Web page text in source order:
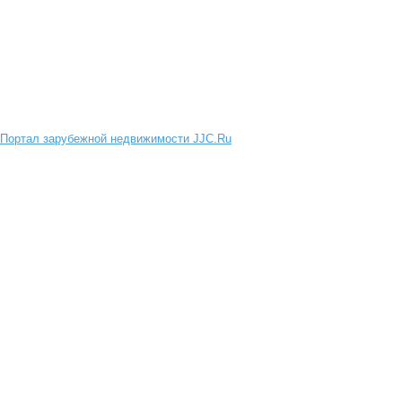
Портал зарубежной недвижимости JJC.Ru